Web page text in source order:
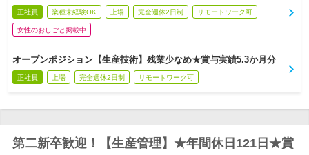
正社員 業種未経験OK 上場 完全週休2日制 リモートワーク可
女性のおしごと掲載中
オープンポジション【生産技術】残業少なめ★賞与実績5.3か月分
正社員 上場 完全週休2日制 リモートワーク可
第二新卒歓迎！【生産管理】★年間休日121日★賞